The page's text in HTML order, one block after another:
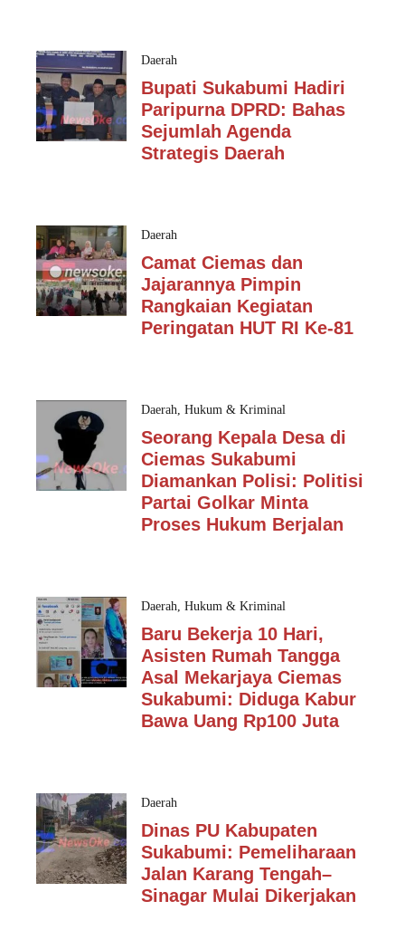
Daerah
Bupati Sukabumi Hadiri
Paripurna DPRD: Bahas
Sejumlah Agenda
Strategis Daerah
Daerah
Camat Ciemas dan
Jajarannya Pimpin
Rangkaian Kegiatan
Peringatan HUT RI Ke-81
Daerah, Hukum & Kriminal
Seorang Kepala Desa di
Ciemas Sukabumi
Diamankan Polisi: Politisi
Partai Golkar Minta
Proses Hukum Berjalan
Daerah, Hukum & Kriminal
Baru Bekerja 10 Hari,
Asisten Rumah Tangga
Asal Mekarjaya Ciemas
Sukabumi: Diduga Kabur
Bawa Uang Rp100 Juta
Daerah
Dinas PU Kabupaten
Sukabumi: Pemeliharaan
Jalan Karang Tengah–
Sinagar Mulai Dikerjakan